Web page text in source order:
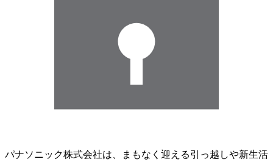
パナソニック株式会社は、まもなく迎える引っ越しや新生活